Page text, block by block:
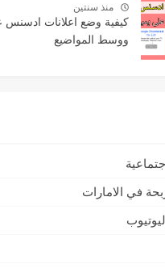
منذ سنتين
كيفية وضع اعلانات ادسنس
ووسط المواضيع
في الامارات